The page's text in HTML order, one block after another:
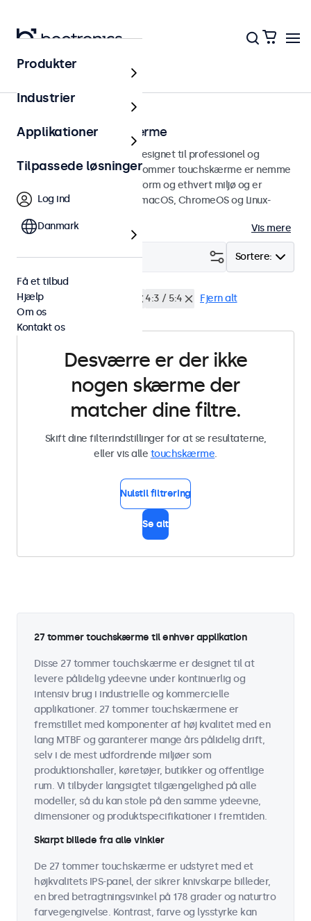
Touchskærme
27 tommer touchskærme
27 tommer touchskærme designet til professionel og
kontinuerlig brug. Disse 27-tommer touchskærme er nemme
at integrere i enhver brugsform og ethvert miljø og er
kompatible med Windows, macOS, ChromeOS og Linux-
Vis mere
Sortere:
Filter (0)
27 tommer touchskærme 4:3 / 5:4 Fjern alt
Desværre er der ikke
nogen skærme der
matcher dine filtre.
Skift dine filterindstillinger for at se resultaterne,
eller vis alle touchskærme.
Nulstil filtrering
Se alt
27 tommer touchskærme til enhver applikation
Disse 27 tommer touchskærme er designet til at
levere pålidelig ydeevne under kontinuerlig og
intensiv brug i industrielle og kommercielle
applikationer. 27 tommer touchskærmene er
fremstillet med komponenter af høj kvalitet med en
lang MTBF og garanterer mange års pålidelig drift,
selv i de mest udfordrende miljøer som
produktionshaller, køretøjer, butikker og offentlige
rum. Vi tilbyder langsigtet tilgængelighed på alle
modeller, så du kan stole på den samme ydeevne,
dimensioner og produktspecifikationer i fremtiden.
Skarpt billede fra alle vinkler
De 27 tommer touchskærme er udstyret med et
højkvalitets IPS-panel, der sikrer knivskarpe billeder,
en bred betragtningsvinkel på 178 grader og naturtro
farvegengivelse. Kontrast, farve og lysstyrke kan
Produkter
Industrier
Applikationer
Tilpassede løsninger
Log ind
Danmark
Få et tilbud
Hjælp
Om os
Kontakt os